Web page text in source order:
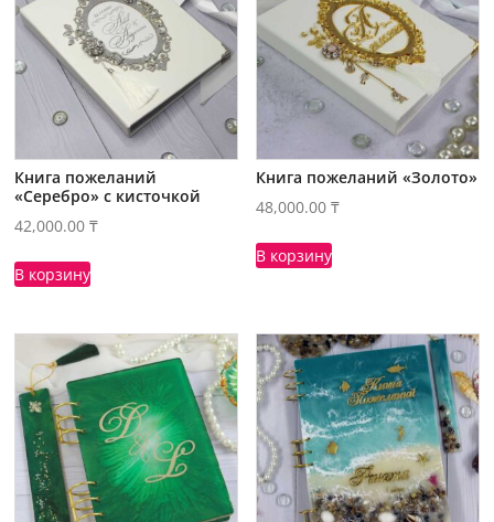
Книга пожеланий
«Серебро» с кисточкой
42,000.00₸
В корзину
Книга пожеланий «Золото»
48,000.00₸
В корзину